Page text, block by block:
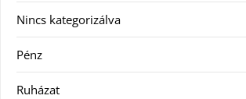
Nincs kategorizálva
Pénz
Ruházat